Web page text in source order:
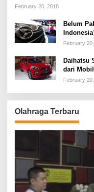
February 20, 2018
Belum
February
Daihatsu
dari
February
Olahraga Terbaru